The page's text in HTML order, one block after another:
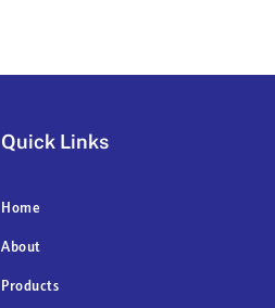
Quick Links
Home
About
Products